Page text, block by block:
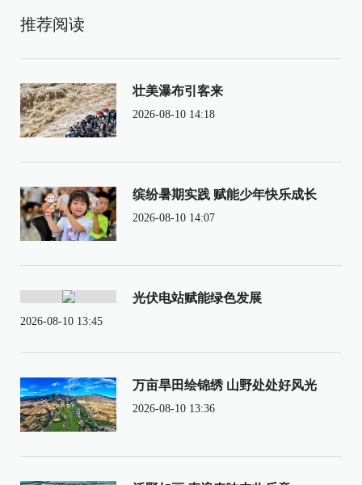
推荐阅读
壮美瀑布引客来
2026-08-10 14:18
缤纷暑期实践 赋能少年快乐成长
2026-08-10 14:07
光伏电站赋能绿色发展
2026-08-10 13:45
万亩旱田绘锦绣 山野处处好风光
2026-08-10 13:36